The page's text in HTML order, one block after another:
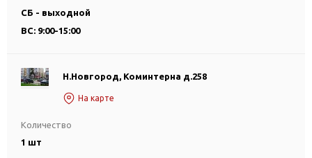
СБ - выходной
ВС: 9:00-15:00
Н.Новгород, Коминтерна д.258
На карте
Количество
1 шт